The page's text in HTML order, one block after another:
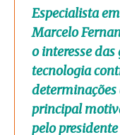
Especialista
Marcelo
o interesse das
tecnologia
determinações
principal
pelo